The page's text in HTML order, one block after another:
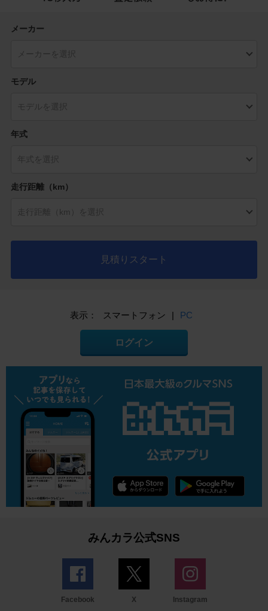
メーカー
モデル
年式
走行距離（km）
見積りスタート
表示： スマートフォン | PC
ログイン
みんカラ公式SNS
Facebook X Instagram